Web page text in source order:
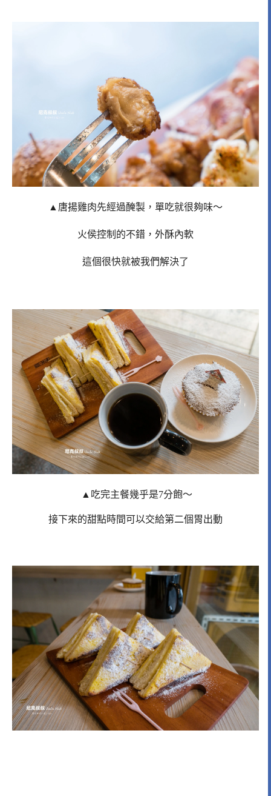
▲唐揚雞肉先經過醃製，單吃就很夠味～
火侯控制的不錯，外酥內軟
這個很快就被我們解決了
▲吃完主餐幾乎是7分飽～
接下來的甜點時間可以交給第二個胃出動